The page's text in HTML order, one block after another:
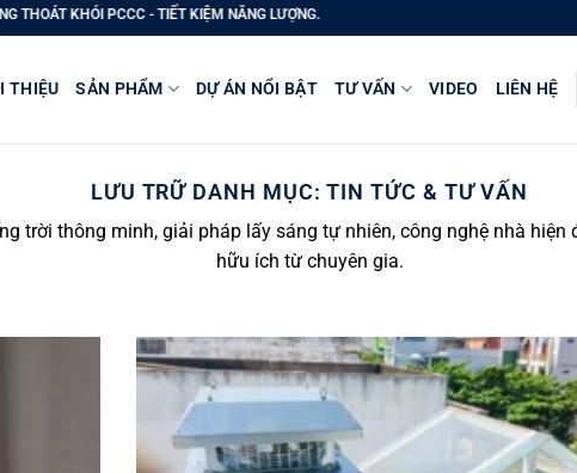
- TIẾT KIỆM NĂNG LƯỢNG.
THIỆU SẢN PHẨM DỰ ÁN NỔI BẬT TƯ VẤN VIDEO LIÊN HỆ
LƯU TRỮ DANH MỤC:TIN TỨC & TƯ VẤN
trời thông minh, giải pháp lấy sáng tự nhiên, công nghệ nhà
hữu ích từ chuyên gia.